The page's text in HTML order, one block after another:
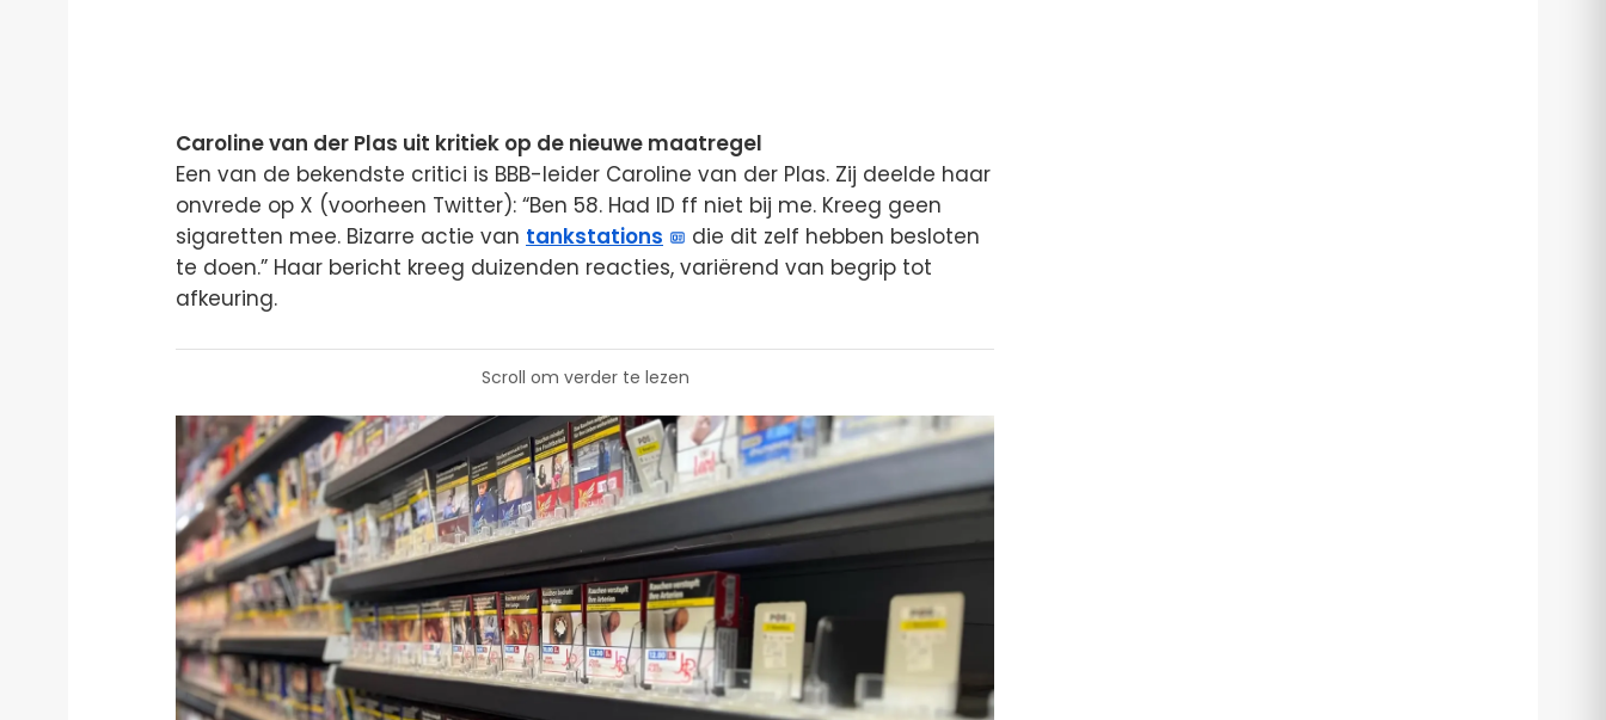
Caroline van der Plas uit kritiek op de nieuwe maatregel
Een van de bekendste critici is BBB-leider Caroline van der Plas. Zij deelde haar
onvrede op X (voorheen Twitter): “Ben 58. Had ID ff niet bij me. Kreeg geen
sigaretten mee. Bizarre actie van tankstations
die dit zelf hebben besloten
te doen.” Haar bericht kreeg duizenden reacties, variërend van begrip tot
afkeuring.
Scroll om verder te lezen